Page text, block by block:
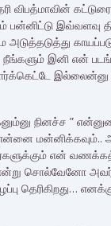
விபத்மாவின்
பன்னிட்டு இவ்வளவு
அடுத்தடுத்து
நீங்களும் இனி என்
இல்லைன்னு
நினச்ச ”
என்னை
என்
சொல்வேனோ அவர்
தெரிகிறது…